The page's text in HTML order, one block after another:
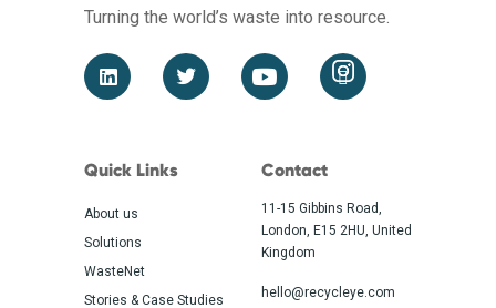
Turning the world’s waste into resource.
Quick Links
About us
Solutions
WasteNet
Stories & Case Studies
Contact
11-15 Gibbins Road,
London, E15 2HU, United
Kingdom
hello@recycleye.com